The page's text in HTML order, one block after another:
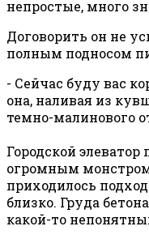
непростые, много
Договорить он не
полным подносом
- Сейчас буду вас
она, наливая из
темно-малинового
Городской элеватор
огромным
приходилось
близко. Груда
какой-то